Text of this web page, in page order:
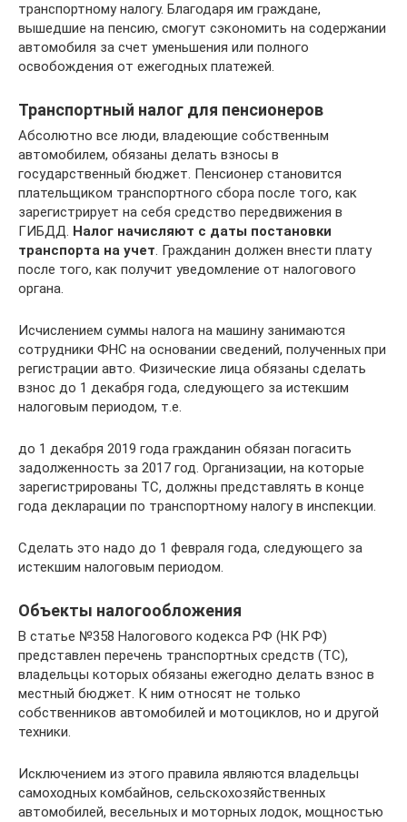
транспортному налогу. Благодаря им граждане,
вышедшие на пенсию, смогут сэкономить на содержании
автомобиля за счет уменьшения или полного
освобождения от ежегодных платежей.
Транспортный налог для пенсионеров
Абсолютно все люди, владеющие собственным
автомобилем, обязаны делать взносы в
государственный бюджет. Пенсионер становится
плательщиком транспортного сбора после того, как
зарегистрирует на себя средство передвижения в
ГИБДД. Налог начисляют с даты постановки
транспорта на учет. Гражданин должен внести плату
после того, как получит уведомление от налогового
органа.
Исчислением суммы налога на машину занимаются
сотрудники ФНС на основании сведений, полученных при
регистрации авто. Физические лица обязаны сделать
взнос до 1 декабря года, следующего за истекшим
налоговым периодом, т.е.
до 1 декабря 2019 года гражданин обязан погасить
задолженность за 2017 год. Организации, на которые
зарегистрированы ТС, должны представлять в конце
года декларации по транспортному налогу в инспекции.
Сделать это надо до 1 февраля года, следующего за
истекшим налоговым периодом.
Объекты налогообложения
В статье №358 Налогового кодекса РФ (НК РФ)
представлен перечень транспортных средств (ТС),
владельцы которых обязаны ежегодно делать взнос в
местный бюджет. К ним относят не только
собственников автомобилей и мотоциклов, но и другой
техники.
Исключением из этого правила являются владельцы
самоходных комбайнов, сельскохозяйственных
автомобилей, весельных и моторных лодок, мощностью